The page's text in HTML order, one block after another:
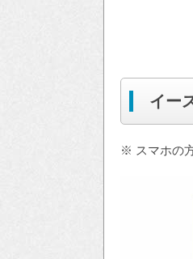
イー
※ スマホの